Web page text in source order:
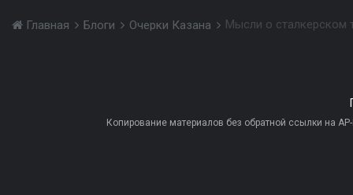
Главная Блоги Очерки Казана Мысли о сталкерском
Копирование материалов без обратной ссылки на